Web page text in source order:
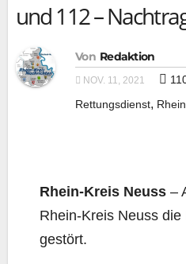
und 112 –
Von Redaktion
NOV. 11, 2021
Rettungsdienst,
Rhein-Kreis Neuss –
Rhein-Kreis Neuss die
gestört.